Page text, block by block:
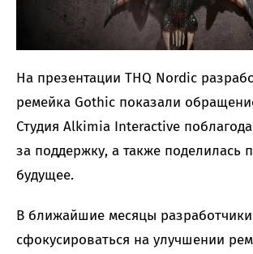
На презентации THQ Nordic
ремейка Gothic показали
Студия Alkimia Interactive
за поддержку, а также поделилась
будущее.
В ближайшие месяцы
сфокусироваться на улучшении